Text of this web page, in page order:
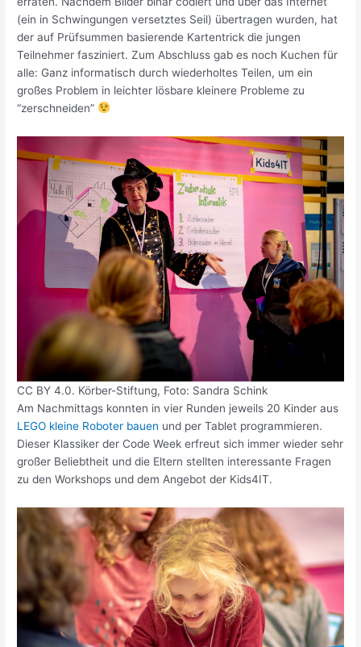
(ein in Schwingungen versetztes Seil) übertragen wurden, hat
der auf Prüfsummen basierende Kartentrick die jungen
Teilnehmer fasziniert. Zum Abschluss gab es noch Kuchen für
alle: Ganz informatisch durch wiederholtes Teilen, um ein
großes Problem in leichter lösbare kleinere Probleme zu
“zerschneiden”
CC BY 4.0. Körber-Stiftung, Foto: Sandra Schink
Am Nachmittags konnten in vier Runden jeweils 20 Kinder aus
LEGO kleine Roboter bauen und per Tablet programmieren.
Dieser Klassiker der Code Week erfreut sich immer wieder sehr
großer Beliebtheit und die Eltern stellten interessante Fragen
zu den Workshops und dem Angebot der Kids4IT.